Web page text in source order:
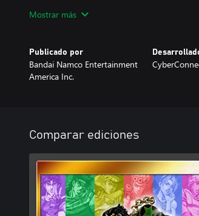
• Uniforme de prisionero de Jolyne Cujoh
¡Se acerca otra entrega de JoJo's Bizarre
llamativo estilo artístico y sus frases
Star Battle R!
que te permite experimentar el universo JoJo
Hirohiko Araki hubiera cobrado vida. Ahora
creados por Hirohiko Araki con tus propias
donde los gráficos y el texto se unen para
• 50 personajes jugables de todos los arcos
¡Jonathan Joestar, Jotaro Kujo, DIO, Jolyne
reúnen a través diferentes generaciones!
Mostrar más
Publicado por
Bandai Namco Entertainment
America Inc.
Comparar ediciones